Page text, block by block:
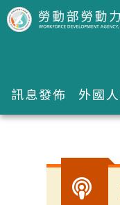
跳到主要內容區塊
訊息發佈 外國